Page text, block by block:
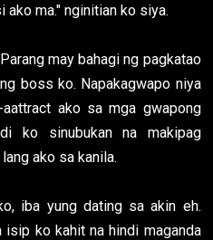
ako ma." nginitian ko siya.
may bahagi ng pagkatao
boss ko. Napakagwapo niya
ako sa mga gwapong
ko sinubukan na makipag
ako sa kanila.
iba yung dating sa akin eh.
ko kahit na hindi maganda